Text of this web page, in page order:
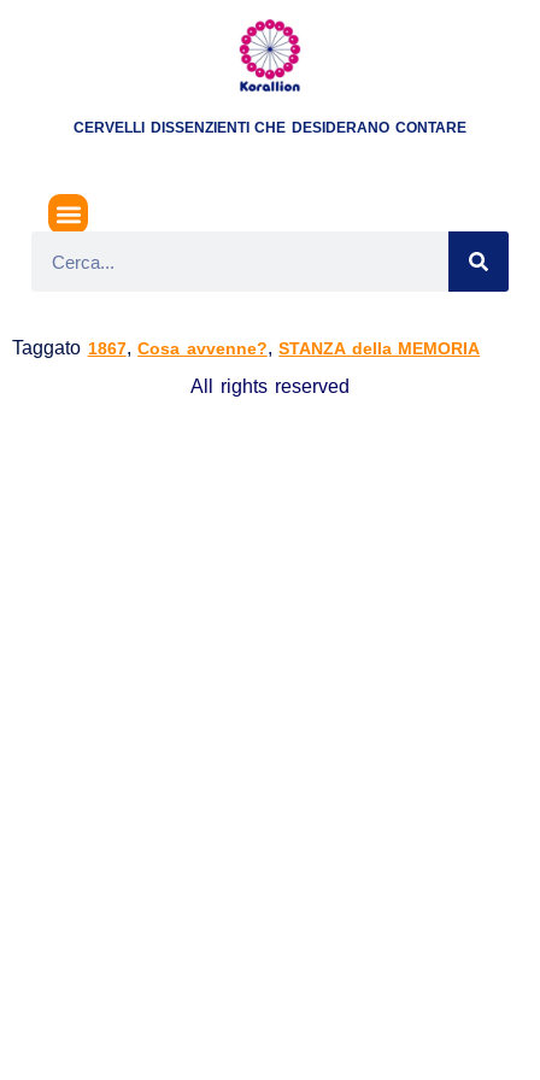
CERVELLI DISSENZIENTI CHE DESIDERANO CONTARE
Taggato 1867,Cosa avvenne?,STANZA della MEMORIA
All rights reserved